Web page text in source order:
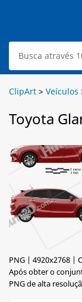
ClipArt > Veículos
Toyota
PNG | 4920x2768 |
Após obter o
PNG de alta